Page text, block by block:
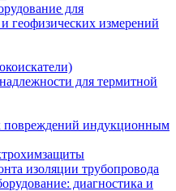
для
геофизических измерений
для термитной
повреждений индукционным
изоляции трубопровода
диагностика и